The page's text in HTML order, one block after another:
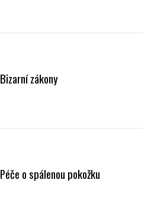
Bizarní zákony
Péče o spálenou pokožku